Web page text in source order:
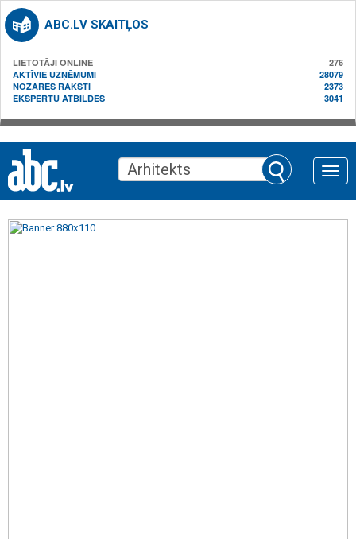
ABC.LV SKAITĻOS
LIETOTĀJI ONLINE
276
AKTĪVIE UZŅĒMUMI
28079
NOZARES RAKSTI
2373
EKSPERTU ATBILDES
3041
Toggle